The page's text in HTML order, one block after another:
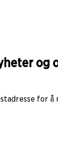
og
for